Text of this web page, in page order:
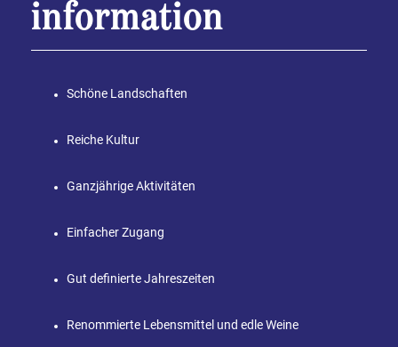
information
Schöne Landschaften
Reiche Kultur
Ganzjährige Aktivitäten
Einfacher Zugang
Gut definierte Jahreszeiten
Renommierte Lebensmittel und edle Weine